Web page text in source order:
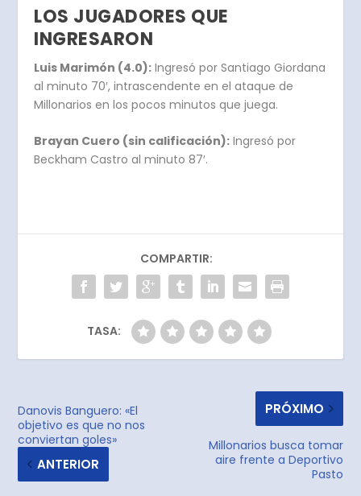
LOS JUGADORES QUE
INGRESARON
Luis Marimón (4.0): Ingresó por Santiago Giordana
al minuto 70′, intrascendente en el ataque de
Millonarios en los pocos minutos que juega.
Brayan Cuero (sin calificación): Ingresó por
Beckham Castro al minuto 87′.
COMPARTIR:
TASA:
Danovis Banguero: «El
objetivo es que no nos
conviertan goles»
ANTERIOR
PRÓXIMO
Millonarios busca tomar
aire frente a Deportivo
Pasto